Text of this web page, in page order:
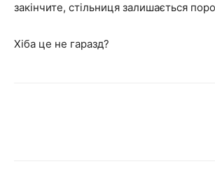
закінчите, стільниця залишається
Хіба це не гаразд?